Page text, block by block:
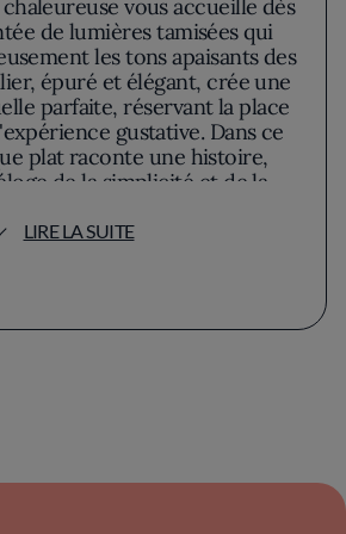
vous accueille dès
de lumières tamisées qui
les tons apaisants des
épuré et élégant, crée une
parfaite, réservant la place
gustative. Dans ce
plat raconte une histoire,
de la simplicité et de la
raffinée.
Il développe une cuisine où
où chaque saveur est
LIRE LA SUITE